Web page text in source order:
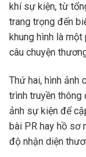
khí sự kiện, từ
trang trọng đến
khung hình là
câu chuyện
Thứ hai, hình ảnh
trình truyền thông
ảnh sự kiện để
bài PR hay hồ
độ nhận diện